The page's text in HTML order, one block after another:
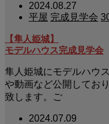
2024.08.27
平屋 完成見学会
【隼人姫城】
モデルハウス完成見学会
隼人姫城にモデルハウ
や動画など公開してお
致します。ご
2024.07.09